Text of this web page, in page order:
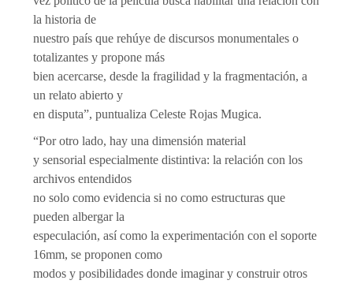
la historia de
nuestro país que rehúye de discursos monumentales o
totalizantes y propone más
bien acercarse, desde la fragilidad y la fragmentación, a
un relato abierto y
en disputa”, puntualiza Celeste Rojas Mugica.
“Por otro lado, hay una dimensión material
y sensorial especialmente distintiva: la relación con los
archivos entendidos
no solo como evidencia si no como estructuras que
pueden albergar la
especulación, así como la experimentación con el soporte
16mm, se proponen como
modos y posibilidades donde imaginar y construir otros